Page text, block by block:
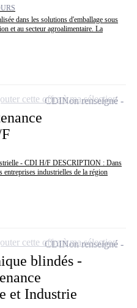
dans les solutions d'emballage sous
et au secteur agroalimentaire. La
- CDI H/F DESCRIPTION : Dans
entreprises industrielles de la région
CDINon renseigné
cette offre à ma sélection
blindés -
et Industrie
CDINon renseigné
cette offre à ma sélection